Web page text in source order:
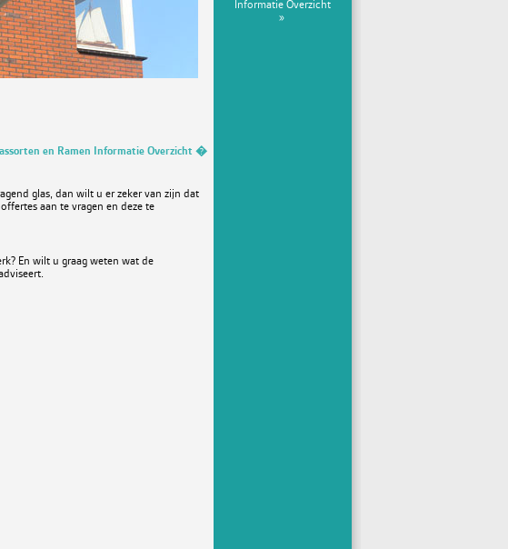
Informatie Overzicht
»
en Ramen Informatie Overzicht �
glas, dan wilt u er zeker van zijn dat
aan te vragen en deze te
En wilt u graag weten wat de